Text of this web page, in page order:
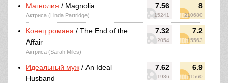
7.56
15241
8
210680
Магнолия / Magnolia
Актриса (Linda Partridge)
7.32
2054
7.2
15563
Конец романа / The End of the
Affair
Актриса (Sarah Miles)
7.62
1936
6.9
11560
Идеальный муж / An Ideal
Husband